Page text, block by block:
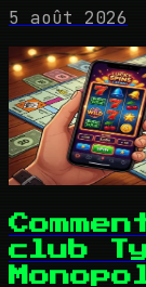
5 août 2026
club